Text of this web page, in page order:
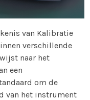
van Kalibratie
verschillende
naar het
een
om de
van het instrument